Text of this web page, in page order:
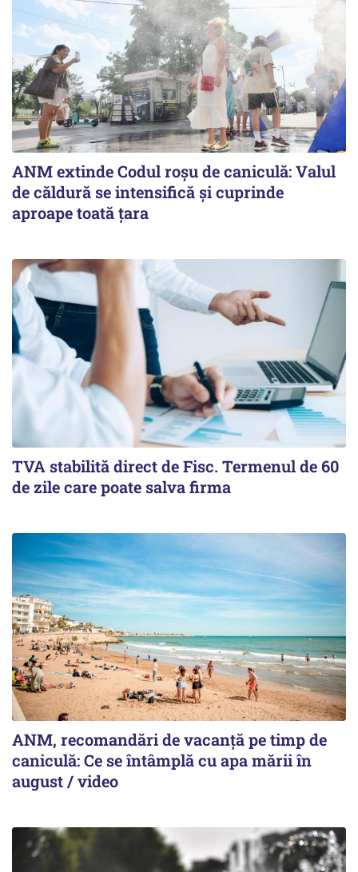
ANM extinde Codul roșu de caniculă: Valul
de căldură se intensifică și cuprinde
aproape toată țara
TVA stabilită direct de Fisc. Termenul de 60
de zile care poate salva firma
ANM, recomandări de vacanță pe timp de
caniculă: Ce se întâmplă cu apa mării în
august / video